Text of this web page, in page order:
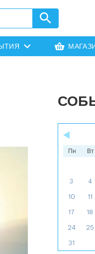
Пн Вт
3 4
10 11
17 18
24 25
31